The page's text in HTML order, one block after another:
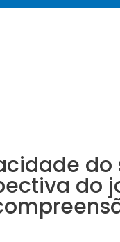
do